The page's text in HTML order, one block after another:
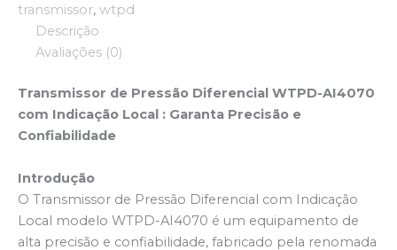
transmissor, wtpd
Descrição
Avaliações (0)
Transmissor de Pressão Diferencial WTPD-AI4070
com Indicação Local : Garanta Precisão e
Confiabilidade
Introdução
O Transmissor de Pressão Diferencial com Indicação
Local modelo WTPD-AI4070 é um equipamento de
alta precisão e confiabilidade, fabricado pela renomada